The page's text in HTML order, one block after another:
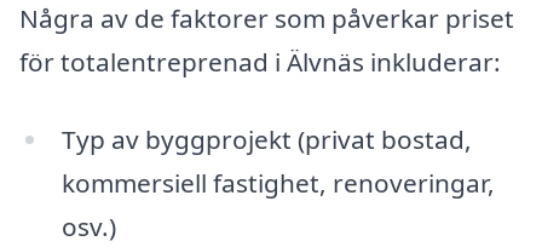
Några av de faktorer som påverkar priset
för totalentreprenad i Älvnäs inkluderar:
Typ av byggprojekt (privat bostad,
kommersiell fastighet, renoveringar,
osv.)